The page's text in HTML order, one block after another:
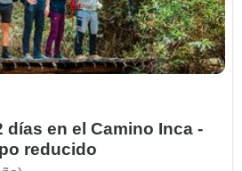
días en el Camino Inca -
reducido